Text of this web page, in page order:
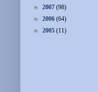
► 2007 (98)
► 2006 (64)
► 2005 (11)